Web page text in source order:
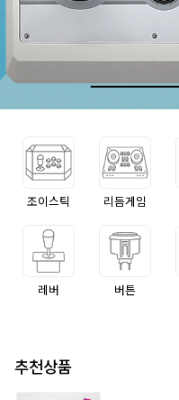
조이스틱 리듬게임
레버 버튼
추천상품